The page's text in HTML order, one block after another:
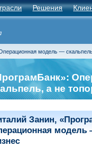
Решения
модель —
а не
Занин,
модель